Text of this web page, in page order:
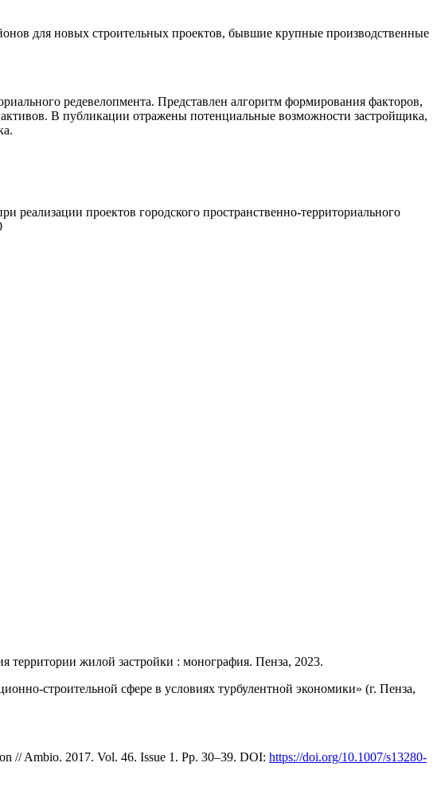
для новых строительных проектов, бывшие крупные производственные
редевелопмента. Представлен алгоритм формирования факторов,
В публикации отражены потенциальные возможности застройщика,
проектов городского пространственно-территориального
территории жилой застройки : монография. Пенза, 2023.
строительной сфере в условиях турбулентной экономики» (г. Пенза,
// Ambio. 2017. Vol. 46. Issue 1. Pp. 30–39. DOI: https://doi.org/10.1007/s13280-